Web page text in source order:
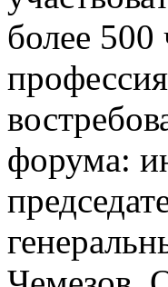
более 500
форума: